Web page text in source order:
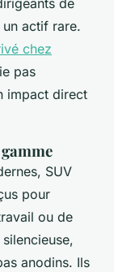
de
un actif rare.
chez
pas
impact direct
SUV
pour
ou de
anodins. Ils